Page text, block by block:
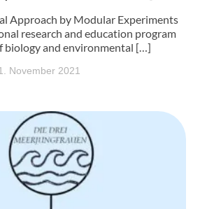
Approach by Modular Experiments
research and education program
biology and environmental […]
November 2021